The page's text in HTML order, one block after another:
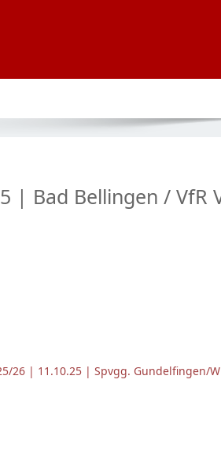
| Bad Bellingen / VfR
26 | 11.10.25 | Spvgg. Gundelfingen/